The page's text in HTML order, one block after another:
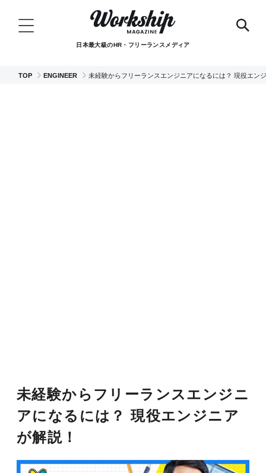
日本最大級のHR・フリーランスメディア
TOP ENGINEER 未経験からフリーランスエンジニアになるには？ 現役エン
未経験からフリーランスエンジニ
アになるには？ 現役エンジニア
が解説！